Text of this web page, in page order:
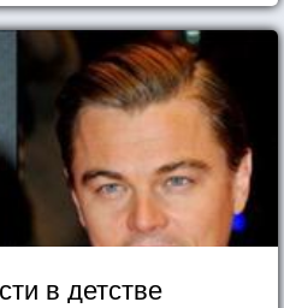
в детстве